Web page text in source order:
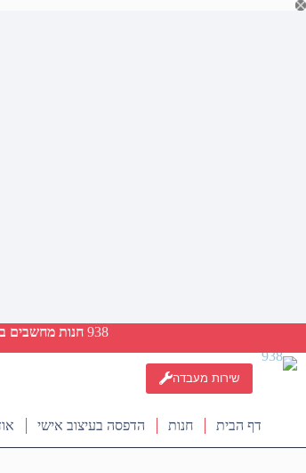
Skip
938 חנות מחשבים
שירות מעבדה
דף הבית חנות הדפסה בעיצוב אישי